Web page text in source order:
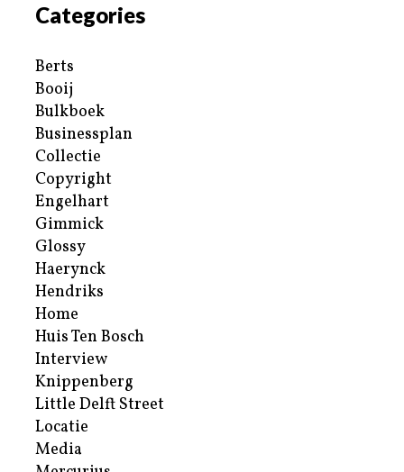
Categories
Berts
Booij
Bulkboek
Businessplan
Collectie
Copyright
Engelhart
Gimmick
Glossy
Haerynck
Hendriks
Home
Huis Ten Bosch
Interview
Knippenberg
Little Delft Street
Locatie
Media